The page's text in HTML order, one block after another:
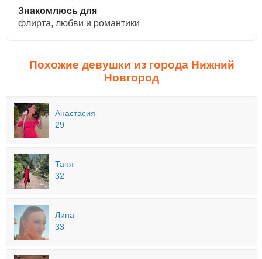
Знакомлюсь для
флирта, любви и романтики
Похожие девушки из города Нижний
Новгород
Анастасия
29
Таня
32
Лина
33